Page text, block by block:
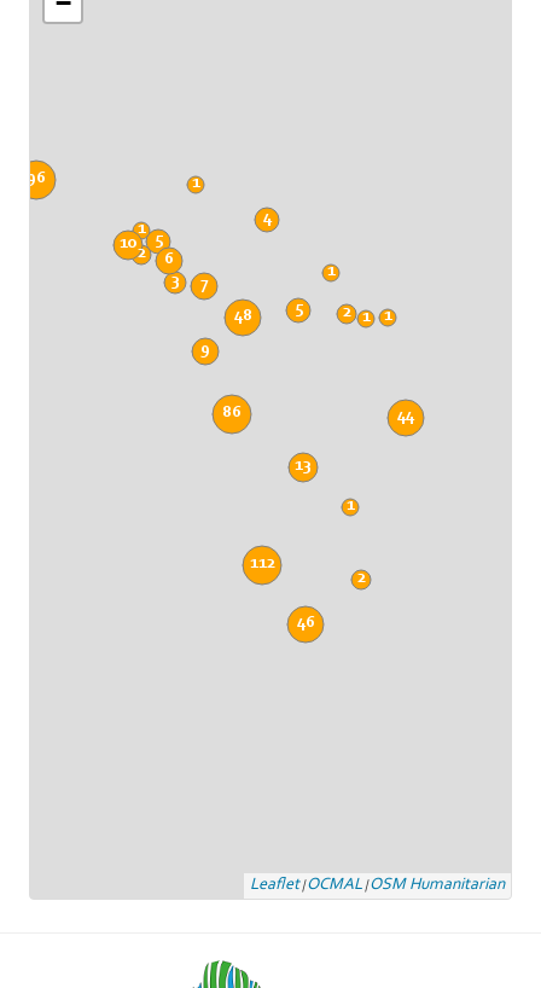
1
4
1
1
3
2
10 5
96
6
7
46
13
44
112
48
9
1
2
1
86
1
2
5
Leaflet|OCMAL|OSM Humanitarian